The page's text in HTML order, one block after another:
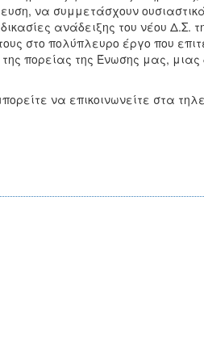
να συμμετάσχουν
ανάδειξης του νέου Δ.Σ.
στο πολύπλευρο έργο που
πορείας της Ένωσης μας, μιας
να επικοινωνείτε στα